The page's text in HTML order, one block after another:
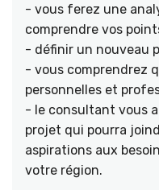
- vous ferez une
comprendre vos
- définir un nouveau
- vous comprendrez
personnelles et
- le consultant vous
projet qui pourra
aspirations aux
votre région.